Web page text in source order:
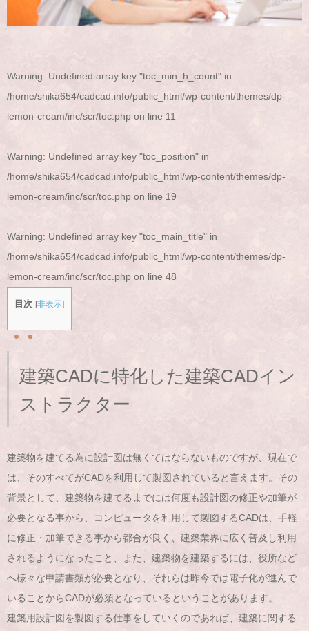
Warning: Undefined array key "toc_min_h_count" in
/home/shika654/cadcad.info/public_html/wp-content/themes/dp-
lemon-cream/inc/scr/toc.php on line 11
Warning: Undefined array key "toc_position" in
/home/shika654/cadcad.info/public_html/wp-content/themes/dp-
lemon-cream/inc/scr/toc.php on line 19
Warning: Undefined array key "toc_main_title" in
/home/shika654/cadcad.info/public_html/wp-content/themes/dp-
lemon-cream/inc/scr/toc.php on line 48
目次 [非表示]
建築CADに特化した建築CADイン
ストラクター
建築物を建てる為に設計図は無くてはならないものですが、現在で
は、そのすべてがCADを利用して製図されていると言えます。その
背景として、建築物を建てるまでには何度も設計図の修正や加筆が
必要となる事から、コンピュータを利用して製図するCADは、手軽
に修正・加筆できる事から都合が良く、建築業界に広く普及し利用
されるようになったこと、また、建築物を建築するには、役所など
へ様々な申請書類が必要となり、それらは昨今では電子化が進んで
いることからCADが必須となっているということがあります。
建築用設計図を製図する仕事をしていくのであれば、建築に関する